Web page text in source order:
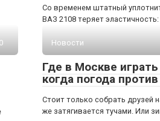
Со временем штатный
ВАЗ 2108 теряет
0 Новости
Где в Москве
когда погода
Стоит только собрать друзей
же затягивается тучами. Или